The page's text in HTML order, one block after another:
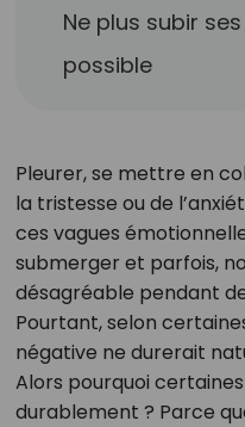
Ne plus subir
possible
Pleurer, se mettre en
la tristesse ou de
ces vagues
submerger et parfois,
désagréable pendant
Pourtant, selon
négative ne durerait
Alors pourquoi
durablement ? Parce